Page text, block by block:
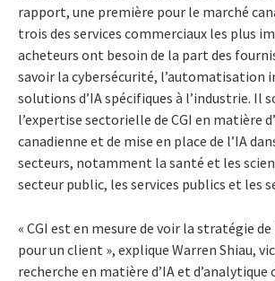
rapport, une première pour le marché
trois des services commerciaux les plus
acheteurs ont besoin de la part des
savoir la cybersécurité, l’automatisation
solutions d’IA spécifiques à l’industrie. Il
l’expertise sectorielle de CGI en matière
canadienne et de mise en place de l’IA
secteurs, notamment la santé et les
secteur public, les services publics et les
« CGI est en mesure de voir la stratégie
pour un client », explique Warren Shiau,
recherche en matière d’IA et d’analytique